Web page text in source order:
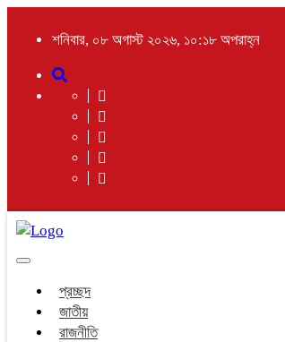
শনিবার, ০৮ অগাস্ট ২০২৬, ১০:১৮ অপরাহ্ন
Toggle
প্রচ্ছদ
জাতীয়
রাজনীতি